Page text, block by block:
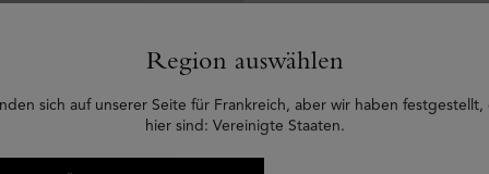
Region auswählen
sich auf unserer Seite für Frankreich, aber wir haben festgestellt,
hier sind: Vereinigte Staaten.